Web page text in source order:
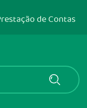
de Contas